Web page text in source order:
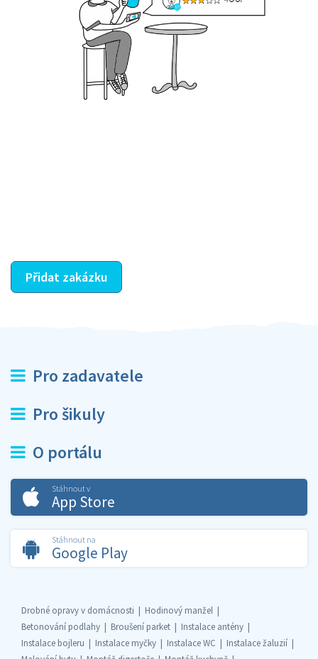
Přidat zakázku
Pro zadavatele
Pro šikuly
O portálu
Stáhnout v
App Store
Stáhnout na
Google Play
Drobné opravy v domácnosti
Hodinový manžel
Betonování podlahy
Broušení parket
Instalace antény
Instalace bojleru
Instalace myčky Instalace WC
Instalace žaluzií